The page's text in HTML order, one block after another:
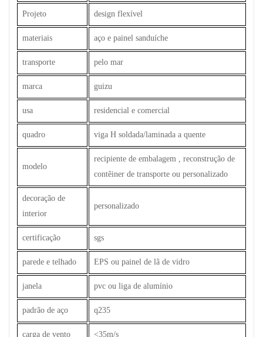
Projeto design flexível
materiais aço e painel sanduíche
transporte pelo mar
marca guizu
usa residencial e comercial
quadro viga H soldada/laminada a quente
modelo
recipiente de embalagem , reconstrução de
contêiner de transporte ou personalizado
decoração de
interior
personalizado
certificação sgs
parede e telhado EPS ou painel de lã de vidro
janela pvc ou liga de alumínio
padrão de aço q235
carga de vento <35m/s